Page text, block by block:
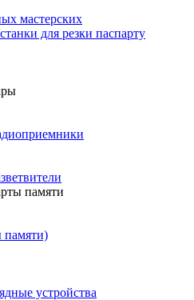
мастерских
для резки паспарту
памяти
памяти)
устройства